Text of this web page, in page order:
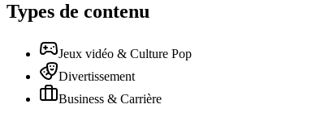
Types de contenu
Jeux vidéo & Culture Pop
Divertissement
Business & Carrière